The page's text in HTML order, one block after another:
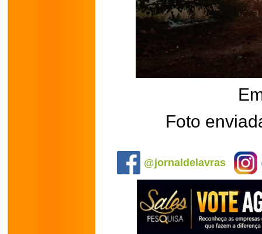
Foto
@jornaldelavras